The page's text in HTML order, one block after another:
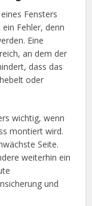
Fensters
Fehler, denn
Eine
an dem der
dass das
oder
wichtig, wenn
montiert wird.
Seite.
weiterhin ein
und